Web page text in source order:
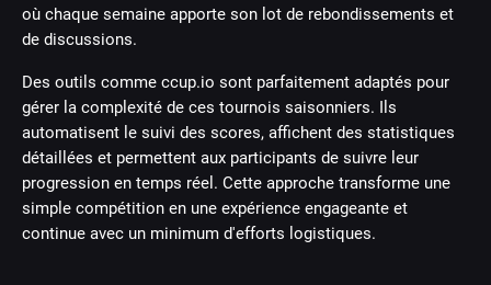
où chaque semaine apporte son lot de rebondissements et
de discussions.
Des outils comme ccup.io sont parfaitement adaptés pour
gérer la complexité de ces tournois saisonniers. Ils
automatisent le suivi des scores, affichent des statistiques
détaillées et permettent aux participants de suivre leur
progression en temps réel. Cette approche transforme une
simple compétition en une expérience engageante et
continue avec un minimum d'efforts logistiques.